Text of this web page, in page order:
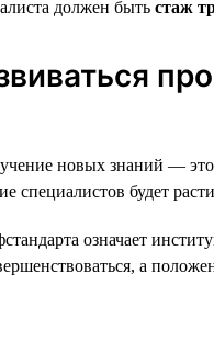
должен быть стаж
новых знаний — это
специалистов будет
означает
а